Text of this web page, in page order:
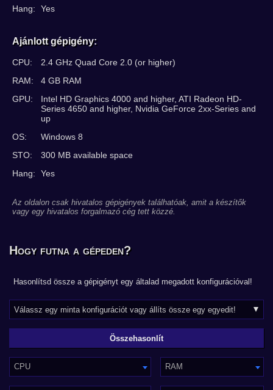
Hang:
Yes
Ajánlott gépigény:
CPU:
2.4 GHz Quad Core 2.0 (or higher)
RAM:
4 GB RAM
GPU:
Intel HD Graphics 4000 and higher, ATI Radeon HD-
Series 4650 and higher, Nvidia GeForce 2xx-Series and
up
OS:
Windows 8
STO:
300 MB available space
Hang:
Yes
Az oldalon csak hivatalos gépigények találhatóak, amit a készítők
vagy egy hivatalos forgalmazó cég tett közzé.
Hogy futna a gépeden?
Hasonlítsd össze a gépigényt egy általad megadott konfigurációval!
CPU RAM